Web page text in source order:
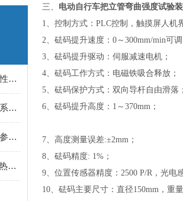
如何提高车辆碾压试验的准确性与安全性？
电动自行车车速限值辅助测试系统的设计与技术特点
无人机结构强度测试装置核心参数分享
GB19510.1热保护式镇流器加热试验箱
三、 电动自行车把立管弯曲强度试验
1、控制方式：PLC控制，触摸屏人机
2、砝码提升速度：0～300mm/min可调
3、砝码提升驱动：伺服减速电机；
4、砝码工作方式：电磁铁吸合释放；
5、砝码保护方式：双向导杆自由滑落；
6、砝码提升高度： 1 ～ 370mm；
7、高度测量误差:±2mm；
8、砝码精度: 1%；
9、位置传感器精度：2500 P/R，光电
10、砝码主要尺寸：直径150mm，重量